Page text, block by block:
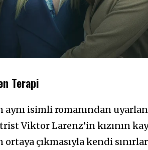
Terapi
aynı isimli romanından
Viktor Larenz’in kızının
çıkmasıyla kendi